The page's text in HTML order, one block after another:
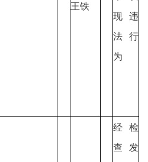
王铁
现违
法行
为
经检
查发